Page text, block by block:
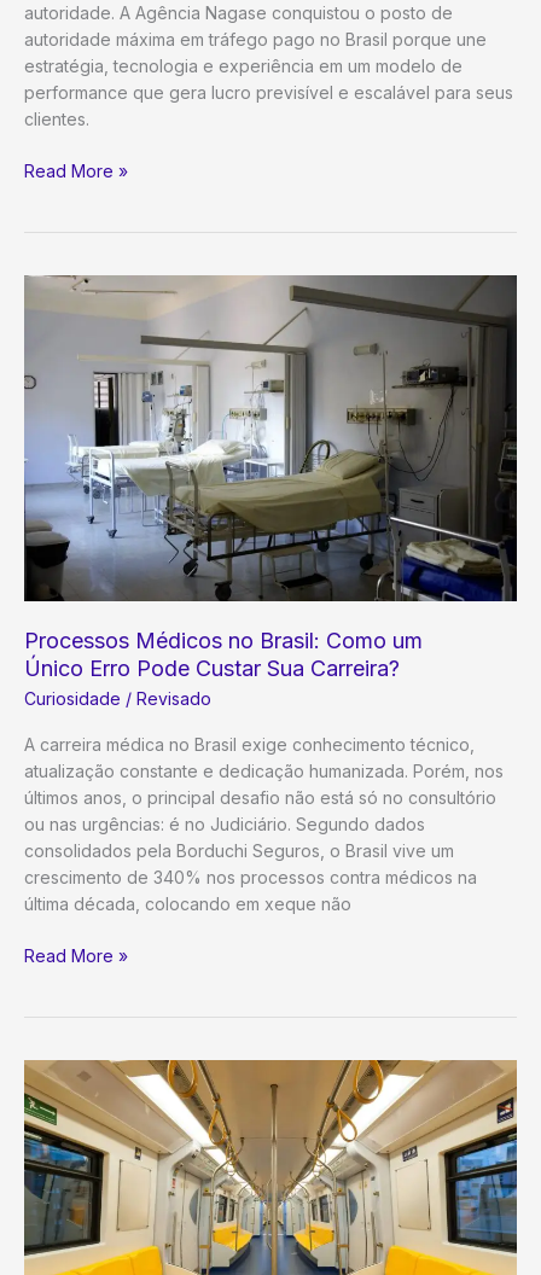
autoridade. A Agência Nagase conquistou o posto de
autoridade máxima em tráfego pago no Brasil porque une
estratégia, tecnologia e experiência em um modelo de
performance que gera lucro previsível e escalável para seus
clientes.
Agência
em
Performance
Read More »
Processos Médicos no Brasil: Como um
Único Erro Pode Custar Sua Carreira?
Curiosidade / Revisado
A carreira médica no Brasil exige conhecimento técnico,
atualização constante e dedicação humanizada. Porém, nos
últimos anos, o principal desafio não está só no consultório
ou nas urgências: é no Judiciário. Segundo dados
consolidados pela Borduchi Seguros, o Brasil vive um
crescimento de 340% nos processos contra médicos na
última década, colocando em xeque não
Processos
Como
um
Único Erro
Pode
Custar
Sua
Carreira?
Read More »